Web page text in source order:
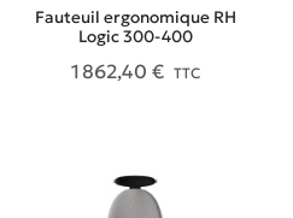
Fauteuil ergonomique RH
Logic 300-400
1 862,40 € TTC